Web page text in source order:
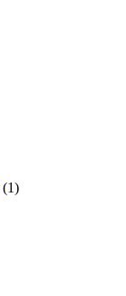
(1)